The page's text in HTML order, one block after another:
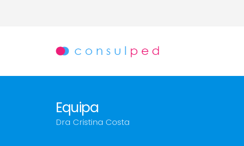
Equipa
Dra Cristina Costa